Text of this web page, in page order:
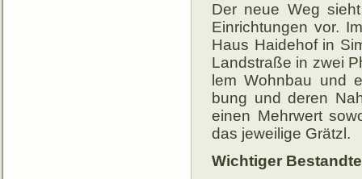
Der neue Weg
Ein­rich­tungen vor.
Haus Haide­hof in
Land­straße in zwei
lem Wohn­bau und
bung und de­ren
ei­nen Mehr­wert
das je­wei­lige Grätzl.
Wichtiger